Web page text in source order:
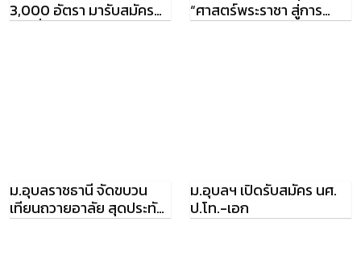
3,000 อัตรา มารับสมัคร
งานที่ ม.อุบลฯ
“ศาสตร์พระราชา สู่การ
พัฒนาเกษตรไทย 4.0”
ม.อุบลราชธานี จัดขบวน
เทียนถวายอาลัย สุดประทับ
ใจ
ม.อุบลฯ เปิดรับสมัคร นศ.
ป.โท.-เอก